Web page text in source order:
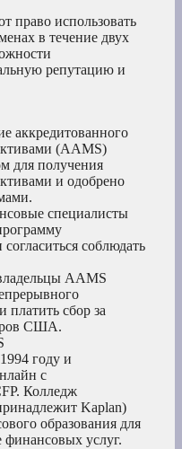
право использовать
в течение двух
репутацию и
аккредитованного
(AAMS)
для получения
и одобрено
специалисты
соблюдать
AAMS
платить сбор за
США.
году и
с
Колледж
Kaplan)
образования для
услуг.